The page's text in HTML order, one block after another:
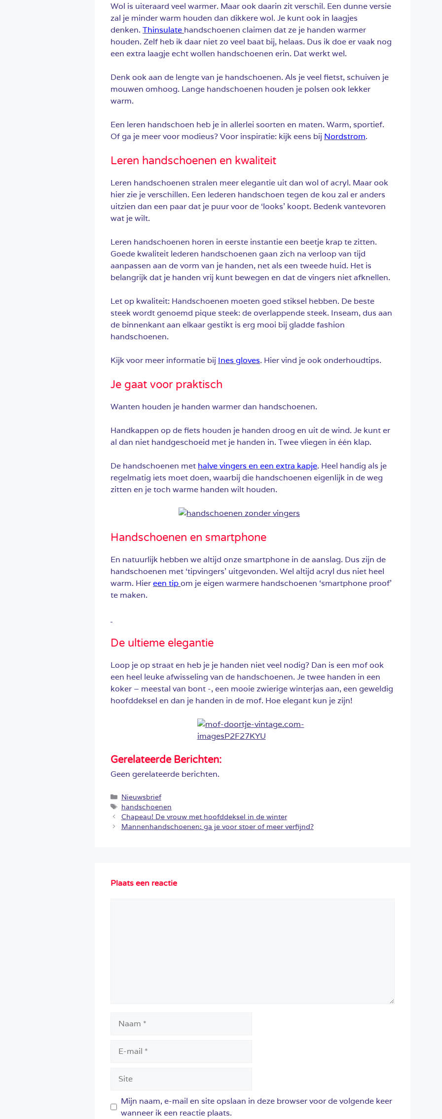
Wol is uiteraard veel warmer. Maar ook daarin zit verschil. Een dunne versie
zal je minder warm houden dan dikkere wol. Je kunt ook in laagjes
denken. Thinsulate handschoenen claimen dat ze je handen warmer
houden. Zelf heb ik daar niet zo veel baat bij, helaas. Dus ik doe er vaak nog
een extra laagje echt wollen handschoenen erin. Dat werkt wel.
Denk ook aan de lengte van je handschoenen. Als je veel fietst, schuiven je
mouwen omhoog. Lange handschoenen houden je polsen ook lekker
warm.
Een leren handschoen heb je in allerlei soorten en maten. Warm, sportief.
Of ga je meer voor modieus? Voor inspiratie: kijk eens bij Nordstrom.
Leren handschoenen en kwaliteit
Leren handschoenen stralen meer elegantie uit dan wol of acryl. Maar ook
hier zie je verschillen. Een lederen handschoen tegen de kou zal er anders
uitzien dan een paar dat je puur voor de ‘looks’ koopt. Bedenk vantevoren
wat je wilt.
Leren handschoenen horen in eerste instantie een beetje krap te zitten.
Goede kwaliteit lederen handschoenen gaan zich na verloop van tijd
aanpassen aan de vorm van je handen, net als een tweede huid. Het is
belangrijk dat je handen vrij kunt bewegen en dat de vingers niet afknellen.
Let op kwaliteit: Handschoenen moeten goed stiksel hebben. De beste
steek wordt genoemd pique steek: de overlappende steek. Inseam, dus aan
de binnenkant aan elkaar gestikt is erg mooi bij gladde fashion
handschoenen.
Kijk voor meer informatie bij Ines gloves. Hier vind je ook onderhoudtips.
Je gaat voor praktisch
Wanten houden je handen warmer dan handschoenen.
Handkappen op de fiets houden je handen droog en uit de wind. Je kunt er
al dan niet handgeschoeid met je handen in. Twee vliegen in één klap.
De handschoenen met halve vingers en een extra kapje. Heel handig als je
regelmatig iets moet doen, waarbij die handschoenen eigenlijk in de weg
zitten en je toch warme handen wilt houden.
Handschoenen en smartphone
En natuurlijk hebben we altijd onze smartphone in de aanslag. Dus zijn de
handschoenen met ‘tipvingers’ uitgevonden. Wel altijd acryl dus niet heel
warm. Hiereen tipom je eigen warmere handschoenen ‘smartphone proof’
te maken.
De ultieme elegantie
Loop je op straat en heb je je handen niet veel nodig? Dan is een mof ook
een heel leuke afwisseling van de handschoenen. Je twee handen in een
koker – meestal van bont -, een mooie zwierige winterjas aan, een geweldig
hoofddeksel en dan je handen in de mof. Hoe elegant kun je zijn!
Gerelateerde Berichten:
Geen gerelateerde berichten.
Categorieën
Nieuwsbrief
Tags
handschoenen
Chapeau! De vrouw met hoofddeksel in de winter
Mannenhandschoenen: ga je voor stoer of meer verfijnd?
Plaats een reactie
mail
Mijn naam, e-mail en site opslaan in deze browser voor de volgende keer
wanneer ik een reactie plaats.